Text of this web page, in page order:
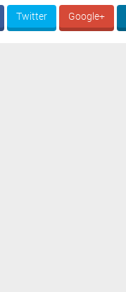
Twitter Google+